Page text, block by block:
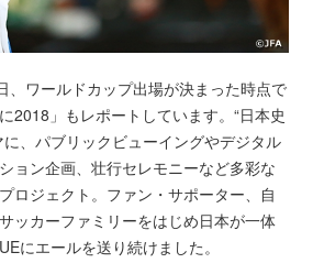
、ワールドカップ出場が決まった時点で
2018」もレポートしています。“日本史
に、パブリックビューイングやデジタル
ョン企画、壮行セレモニーなど多彩な
ロジェクト。ファン・サポーター、自
ッカーファミリーをはじめ日本が一体
にエールを送り続けました。